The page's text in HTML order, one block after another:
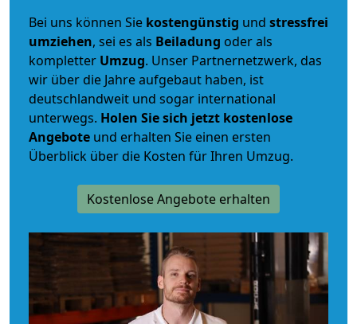
Bei uns können Sie kostengünstig und stressfrei
umziehen, sei es als Beiladung oder als
kompletter Umzug. Unser Partnernetzwerk, das
wir über die Jahre aufgebaut haben, ist
deutschlandweit und sogar international
unterwegs. Holen Sie sich jetzt kostenlose
Angebote und erhalten Sie einen ersten
Überblick über die Kosten für Ihren Umzug.
Kostenlose Angebote erhalten